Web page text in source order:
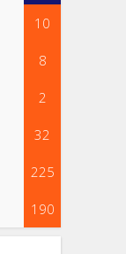
10
8
2
32
225
190